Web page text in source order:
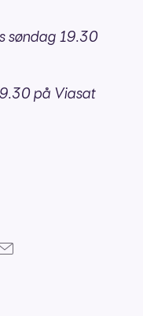
søndag 19.30
på Viasat